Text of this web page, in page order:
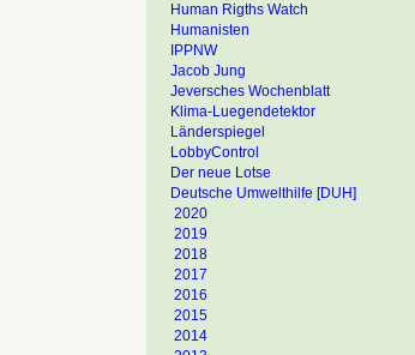
Human Rigths Watch
Humanisten
IPPNW
Jacob Jung
Jeversches Wochenblatt
Klima-Luegendetektor
Länderspiegel
LobbyControl
Der neue Lotse
Deutsche Umwelthilfe [DUH]
2020
2019
2018
2017
2016
2015
2014